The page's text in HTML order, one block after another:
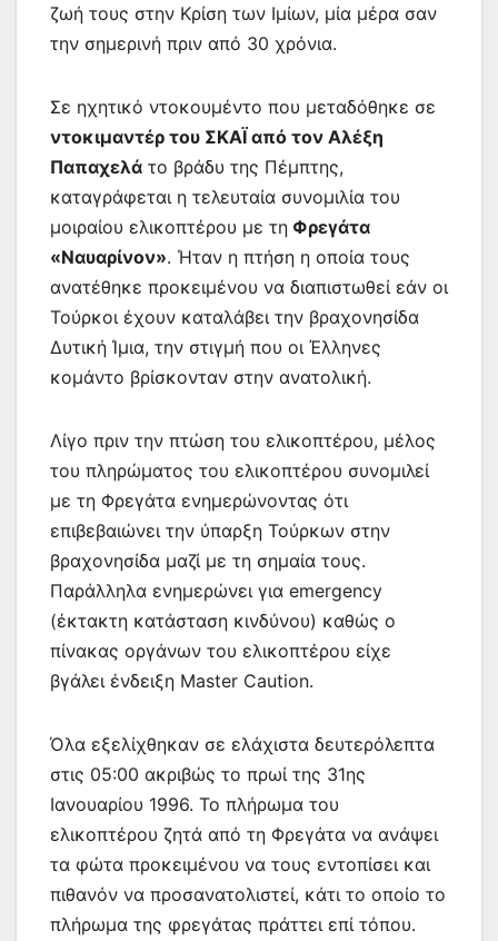
ζωή τους στην Κρίση των Ιμίων, μία μέρα σαν
την σημερινή πριν από 30 χρόνια.
Σε ηχητικό ντοκουμέντο που μεταδόθηκε σε
ντοκιμαντέρ του ΣΚΑΪ από τον Αλέξη
Παπαχελά το βράδυ της Πέμπτης,
καταγράφεται η τελευταία συνομιλία του
μοιραίου ελικοπτέρου με τη Φρεγάτα
«Ναυαρίνον». Ήταν η πτήση η οποία τους
ανατέθηκε προκειμένου να διαπιστωθεί εάν οι
Τούρκοι έχουν καταλάβει την βραχονησίδα
Δυτική Ίμια, την στιγμή που οι Έλληνες
κομάντο βρίσκονταν στην ανατολική.
Λίγο πριν την πτώση του ελικοπτέρου, μέλος
του πληρώματος του ελικοπτέρου συνομιλεί
με τη Φρεγάτα ενημερώνοντας ότι
επιβεβαιώνει την ύπαρξη Τούρκων στην
βραχονησίδα μαζί με τη σημαία τους.
Παράλληλα ενημερώνει για emergency
(έκτακτη κατάσταση κινδύνου) καθώς ο
πίνακας οργάνων του ελικοπτέρου είχε
βγάλει ένδειξη Master Caution.
Όλα εξελίχθηκαν σε ελάχιστα δευτερόλεπτα
στις 05:00 ακριβώς το πρωί της 31ης
Ιανουαρίου 1996. Το πλήρωμα του
ελικοπτέρου ζητά από τη Φρεγάτα να ανάψει
τα φώτα προκειμένου να τους εντοπίσει και
πιθανόν να προσανατολιστεί, κάτι το οποίο το
πλήρωμα της φρεγάτας πράττει επί τόπου.